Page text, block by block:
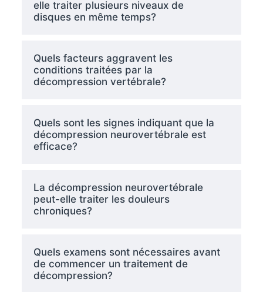
elle traiter plusieurs niveaux de
disques en même temps?
Quels facteurs aggravent les
conditions traitées par la
décompression vertébrale?
Quels sont les signes indiquant que la
décompression neurovertébrale est
efficace?
La décompression neurovertébrale
peut-elle traiter les douleurs
chroniques?
Quels examens sont nécessaires avant
de commencer un traitement de
décompression?